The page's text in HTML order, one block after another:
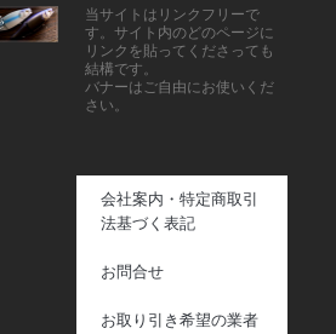
当サイトはリンクフリーで
す。サイト内のどのページに
リンクを貼ってくださっても
結構です。
バナーはご自由にお使いくだ
さい。
会社案内・特定商取引
法基づく表記
お問合せ
お取り引き希望の業者